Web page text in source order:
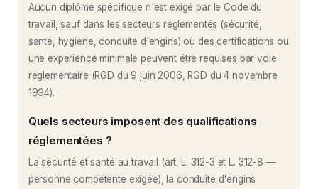
Aucun diplôme spécifique n'est exigé par le Code du
travail, sauf dans les secteurs réglementés (sécurité,
santé, hygiène, conduite d'engins) où des certifications ou
une expérience minimale peuvent être requises par voie
réglementaire (RGD du 9 juin 2006, RGD du 4 novembre
1994).
Quels secteurs imposent des qualifications
réglementées ?
La sécurité et santé au travail (art. L. 312-3 et L. 312-8 —
personne compétente exigée), la conduite d'engins